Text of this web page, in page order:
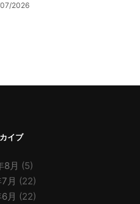
2026
イブ
8月 (5)
月 (22)
月 (22)